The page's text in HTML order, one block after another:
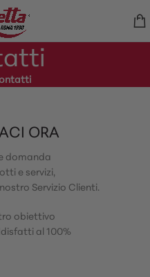
ORA
domanda
e servizi,
Servizio Clienti.
obiettivo
al 100%